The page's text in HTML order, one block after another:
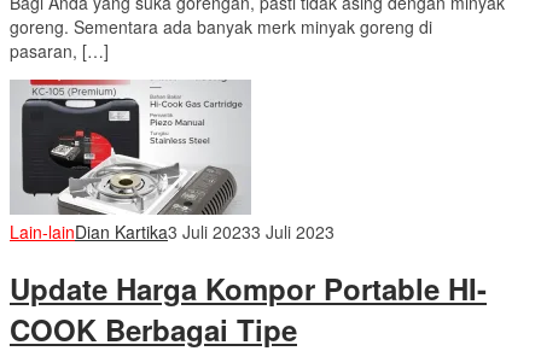
goreng. Sementara ada banyak merk minyak goreng di
pasaran, […]
Lain-lainDian Kartika3 Juli 20233 Juli 2023
Update Harga Kompor Portable HI-
COOK Berbagai Tipe